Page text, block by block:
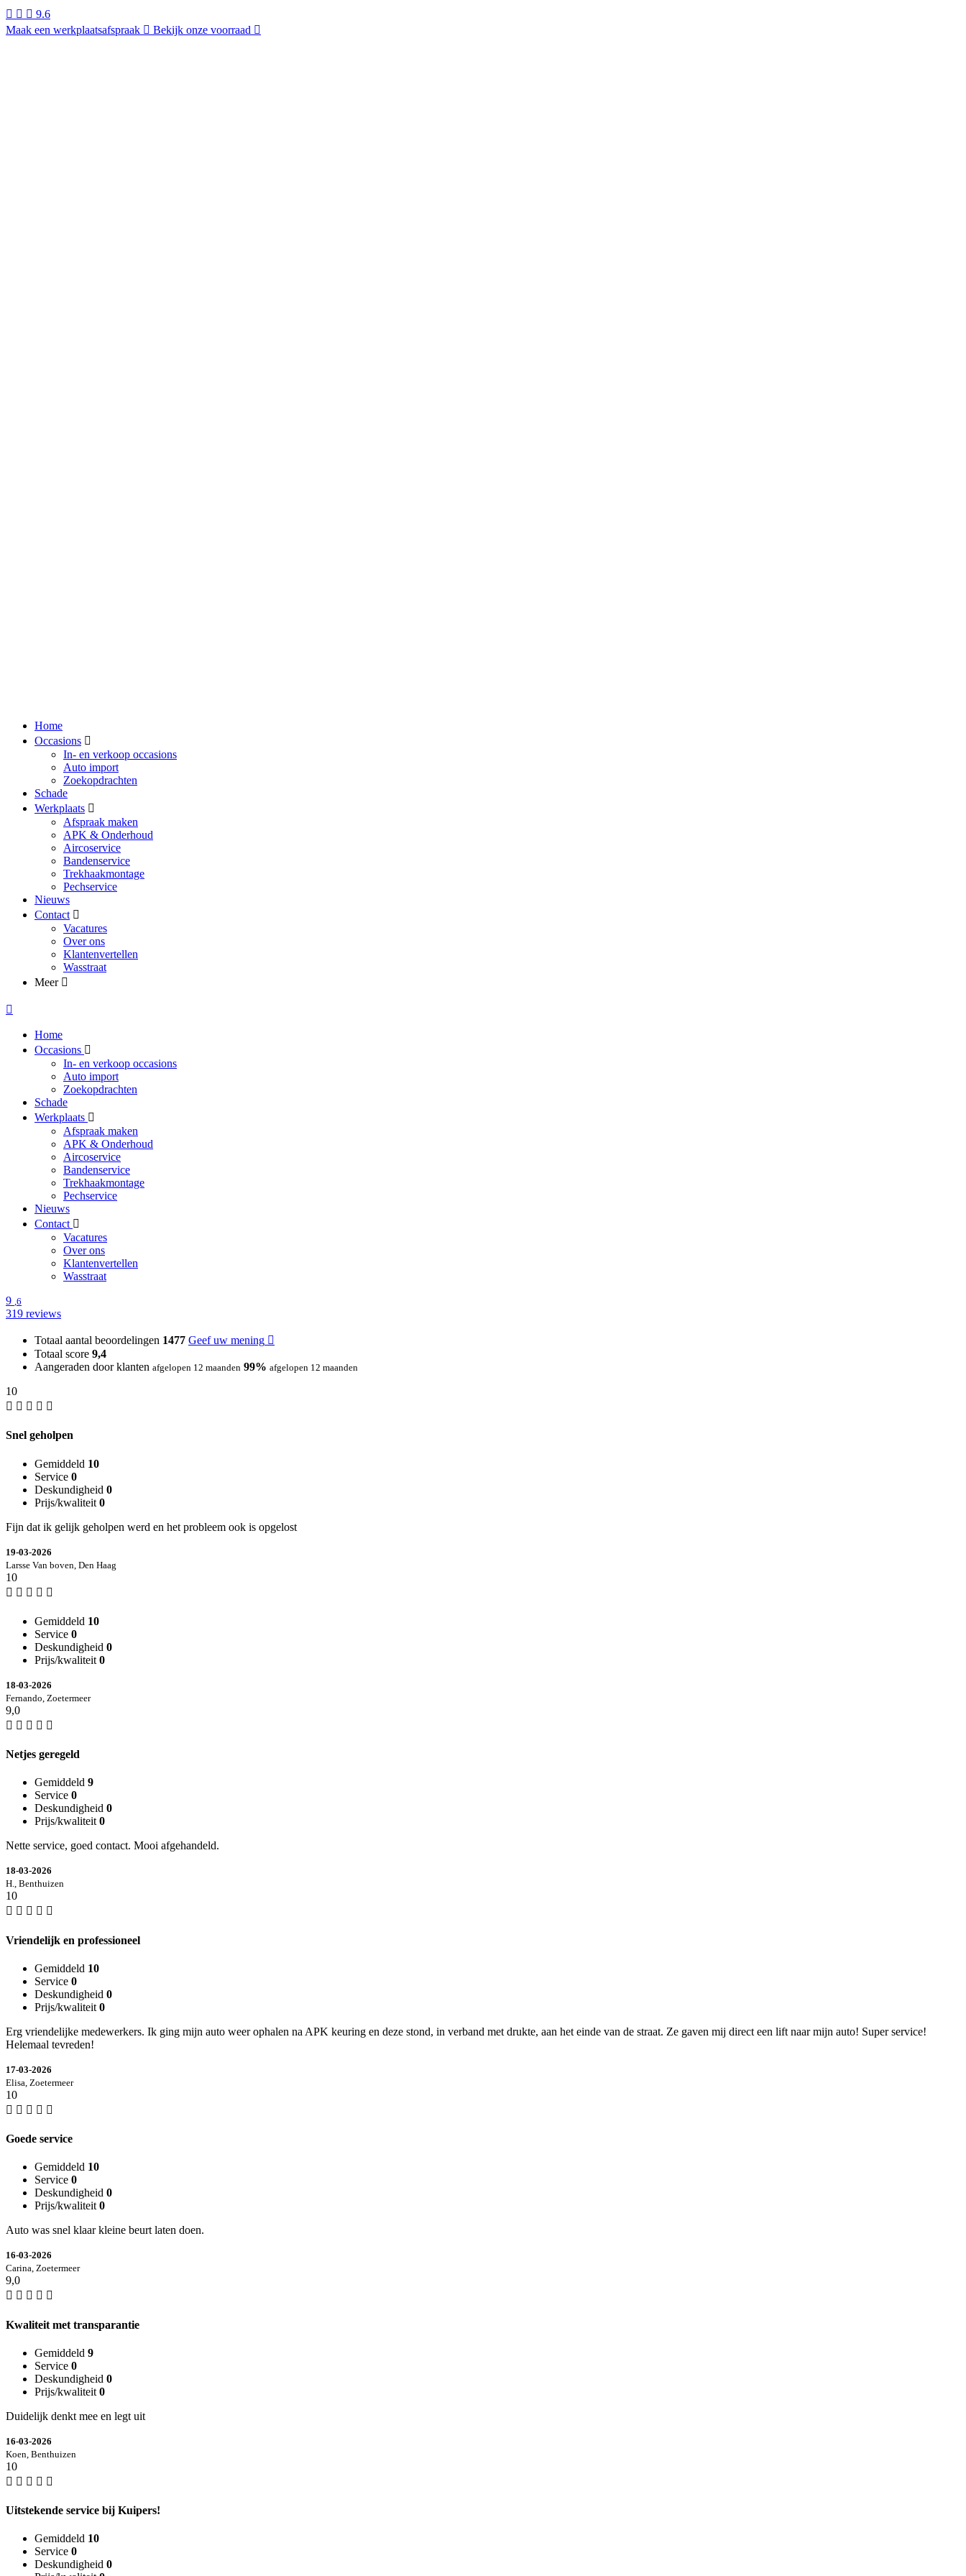
9.6
Maak een werkplaatsafspraak
Bekijk onze voorraad
Home
Occasions
In- en verkoop occasions
Auto import
Zoekopdrachten
Schade
Werkplaats
Afspraak maken
APK & Onderhoud
Aircoservice
Bandenservice
Trekhaakmontage
Pechservice
Nieuws
Contact
Vacatures
Over ons
Klantenvertellen
Wasstraat
Meer
Home
Occasions
In- en verkoop occasions
Auto import
Zoekopdrachten
Schade
Werkplaats
Afspraak maken
APK & Onderhoud
Aircoservice
Bandenservice
Trekhaakmontage
Pechservice
Nieuws
Contact
Vacatures
Over ons
Klantenvertellen
Wasstraat
9 ,6
319 reviews
Totaal aantal beoordelingen 1477 Geef uw mening
Totaal score 9,4
Aangeraden door klanten afgelopen 12 maanden 99% afgelopen 12 maanden
10
Snel geholpen
Gemiddeld 10
Service 0
Deskundigheid 0
Prijs/kwaliteit 0
Fijn dat ik gelijk geholpen werd en het probleem ook is opgelost
19-03-2026
Larsse Van boven, Den Haag
10
Gemiddeld 10
Service 0
Deskundigheid 0
Prijs/kwaliteit 0
18-03-2026
Fernando, Zoetermeer
9,0
Netjes geregeld
Gemiddeld 9
Service 0
Deskundigheid 0
Prijs/kwaliteit 0
Nette service, goed contact. Mooi afgehandeld.
18-03-2026
H., Benthuizen
10
Vriendelijk en professioneel
Gemiddeld 10
Service 0
Deskundigheid 0
Prijs/kwaliteit 0
Erg vriendelijke medewerkers. Ik ging mijn auto weer ophalen na APK keuring en deze stond, in verband met drukte, aan het einde van de straat. Ze gaven mij direct een lift naar mijn auto! Super service!
Helemaal tevreden!
17-03-2026
Elisa, Zoetermeer
10
Goede service
Gemiddeld 10
Service 0
Deskundigheid 0
Prijs/kwaliteit 0
Auto was snel klaar kleine beurt laten doen.
16-03-2026
Carina, Zoetermeer
9,0
Kwaliteit met transparantie
Gemiddeld 9
Service 0
Deskundigheid 0
Prijs/kwaliteit 0
Duidelijk denkt mee en legt uit
16-03-2026
Koen, Benthuizen
10
Uitstekende service bij Kuipers!
Gemiddeld 10
Service 0
Deskundigheid 0